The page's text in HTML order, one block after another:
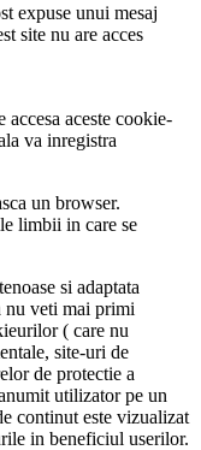
expuse unui mesaj
site nu are acces
aceste cookie-
va inregistra
un browser.
limbii in care se
si adaptata
nu veti mai primi
( care nu
site-uri de
de protectie a
utilizator pe un
continut este vizualizat
in beneficiul userilor.